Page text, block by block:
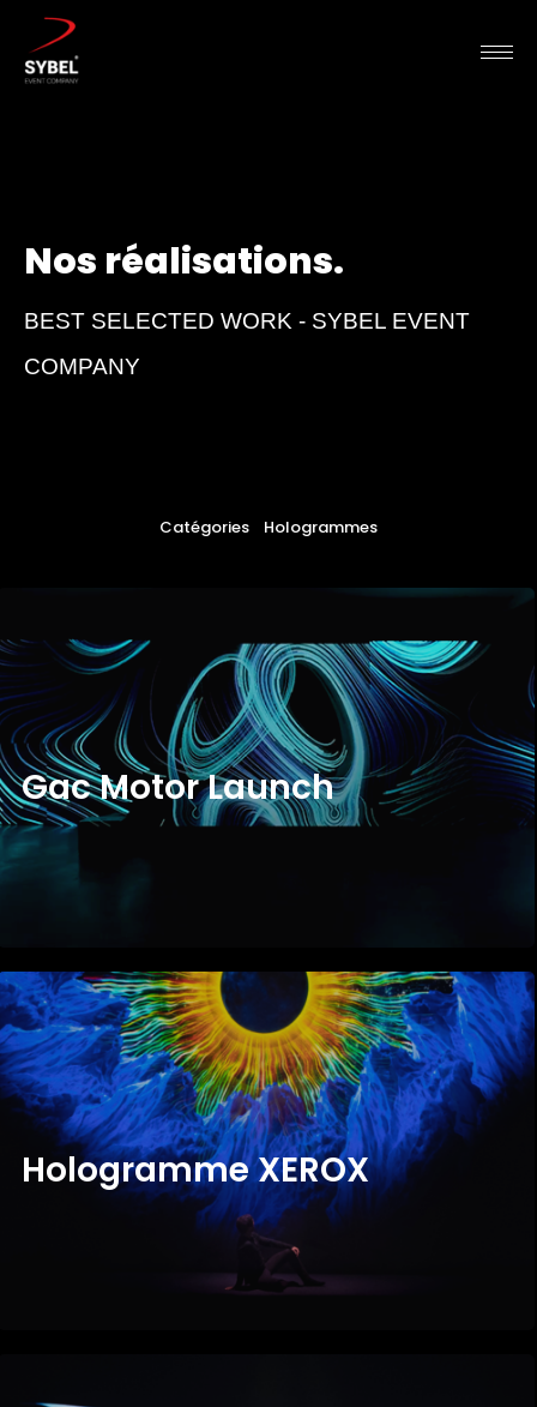
Nos réalisations.
BEST SELECTED WORK - SYBEL EVENT
COMPANY
Catégories Hologrammes
GACMOTORLAUNCH
HOLOGRAMMEXEROX